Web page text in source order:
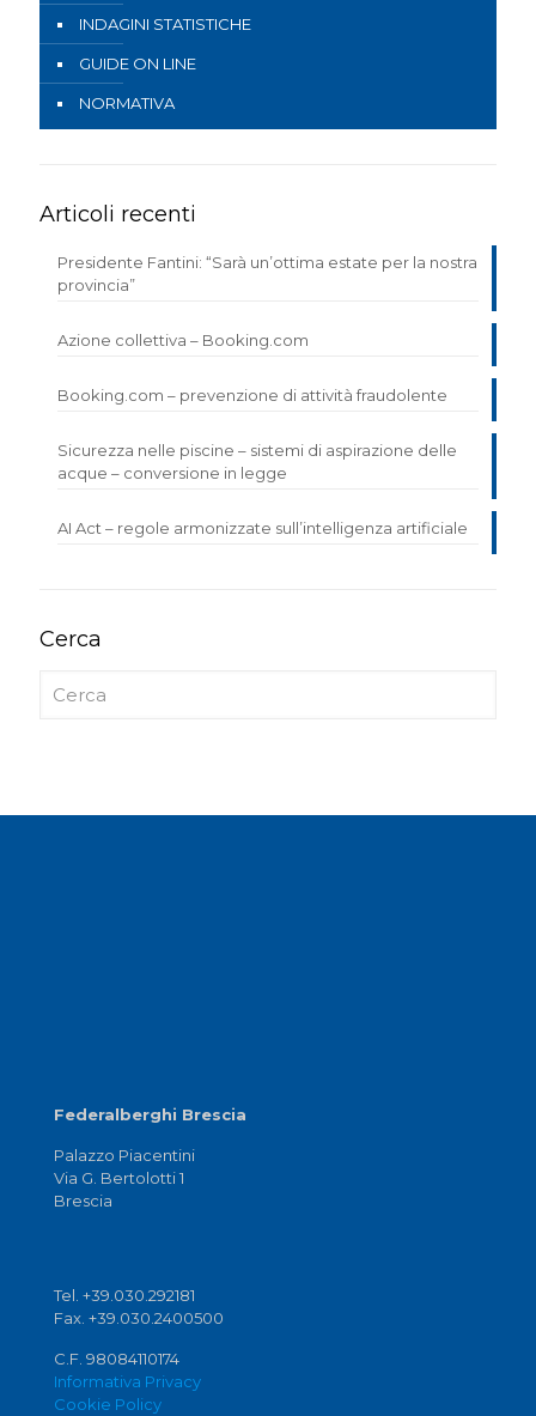
INDAGINI STATISTICHE
GUIDE ON LINE
NORMATIVA
Articoli recenti
Presidente Fantini: “Sarà un’ottima estate per la nostra
provincia”
Azione collettiva – Booking.com
Booking.com – prevenzione di attività fraudolente
Sicurezza nelle piscine – sistemi di aspirazione delle
acque – conversione in legge
AI Act – regole armonizzate sull’intelligenza artificiale
Cerca
Federalberghi Brescia
Palazzo Piacentini
Via G. Bertolotti 1
Brescia
Tel. +39.030.292181
Fax. +39.030.2400500
C.F. 98084110174
Informativa Privacy
Cookie Policy